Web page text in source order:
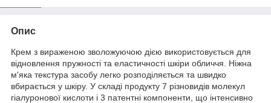
Опис
Крем з вираженою зволожуючою дією використовується для
відновлення пружності та еластичності шкіри обличчя. Ніжна
м'яка текстура засобу легко розподіляється та швидко
вбирається у шкіру. У складі продукту 7 різновидів молекул
гіалуронової кислоти і 3 патентні компоненти, що інтенсивно